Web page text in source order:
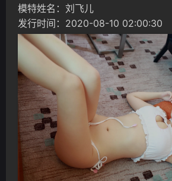
模特姓名：刘飞儿
发行时间：2020-08-10 02:00:30